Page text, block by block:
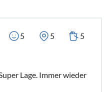
5 5 5
Lage. Immer wieder